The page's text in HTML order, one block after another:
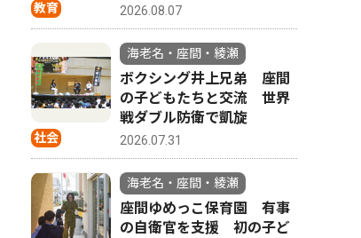
教育 2026.08.07
社会
海老名・座間・綾瀬
ボクシング井上兄弟 座間
の子どもたちと交流 世界
戦ダブル防衛で凱旋
2026.07.31
海老名・座間・綾瀬
座間ゆめっこ保育園 有事
の自衛官を支援 初の子ど